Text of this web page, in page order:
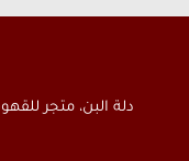
دلة البن، متجر